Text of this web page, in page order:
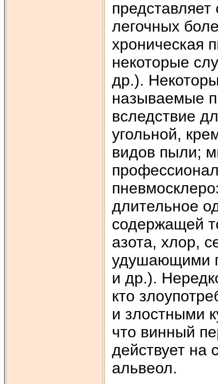
легочных
хроническая
некоторые
др.).
называемые
вследствие
угольной,
видов пыли;
длительное
содержащей
азота, хлор,
удушающими
и др.).
кто
и злостными
что винный
действует на
альвеол.